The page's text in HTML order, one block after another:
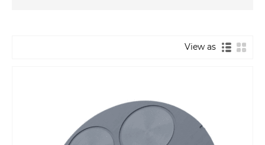
View as